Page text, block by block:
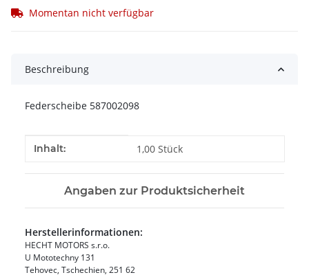
Momentan nicht verfügbar
Beschreibung
Federscheibe 587002098
Produkteigenschaft
Wert
Inhalt: 1,00 Stück
Angaben zur Produktsicherheit
Herstellerinformationen:
HECHT MOTORS s.r.o.
U Mototechny 131
Tehovec, Tschechien, 251 62